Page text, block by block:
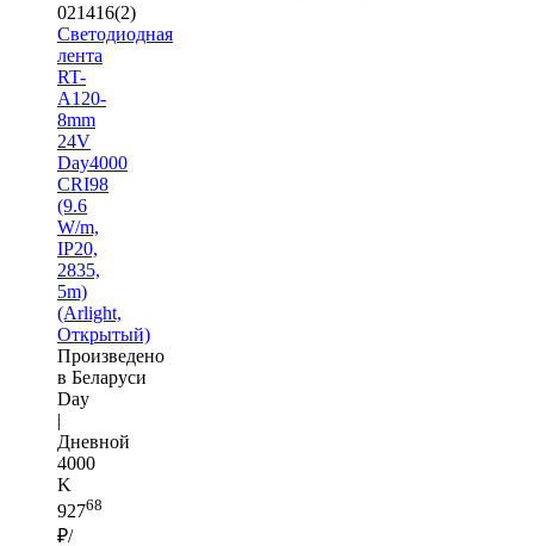
021416(2)
Светодиодная
лента
RT-
A120-
8mm
24V
Day4000
CRI98
(9.6
W/m,
IP20,
2835,
5m)
(Arlight,
Открытый)
Произведено
в Беларуси
Day
|
Дневной
4000
K
92768
₽/